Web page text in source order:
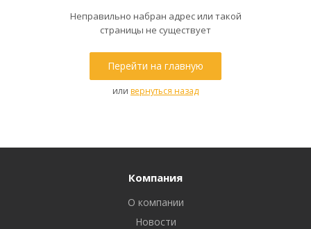
Неправильно набран адрес или такой
страницы не существует
Перейти на главную
или вернуться назад
Компания
О компании
Новости